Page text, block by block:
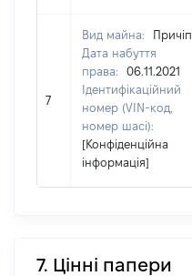
7
Вид майна:
Причіп
Дата набуття
права:
06.11.2021
Ідентифікаційний
номер (VIN-код,
номер шасі):
[Конфіденційна
інформація]
7. Цінні папери